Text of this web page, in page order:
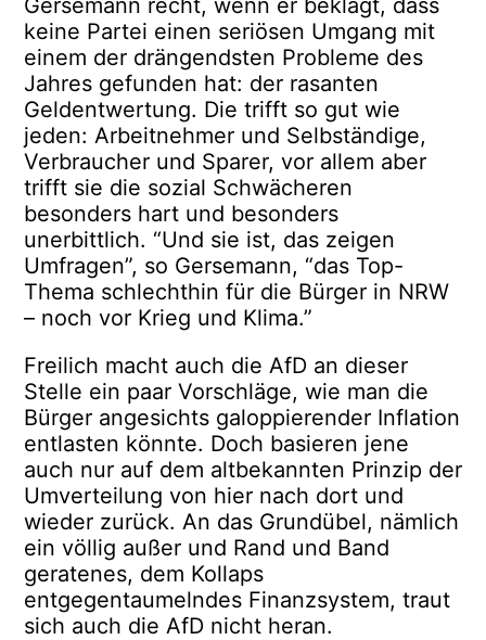
keine Partei einen seriösen Umgang mit
einem der drängendsten Probleme des
Jahres gefunden hat: der rasanten
Geldentwertung. Die trifft so gut wie
jeden: Arbeitnehmer und Selbständige,
Verbraucher und Sparer, vor allem aber
trifft sie die sozial Schwächeren
besonders hart und besonders
unerbittlich. “Und sie ist, das zeigen
Umfragen”, so Gersemann, “das Top-
Thema schlechthin für die Bürger in NRW
– noch vor Krieg und Klima.”
Freilich macht auch die AfD an dieser
Stelle ein paar Vorschläge, wie man die
Bürger angesichts galoppierender Inflation
entlasten könnte. Doch basieren jene
auch nur auf dem altbekannten Prinzip der
Umverteilung von hier nach dort und
wieder zurück. An das Grundübel, nämlich
ein völlig außer und Rand und Band
geratenes, dem Kollaps
entgegentaumelndes Finanzsystem, traut
sich auch die AfD nicht heran.